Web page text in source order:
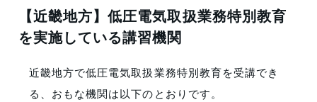
5 一般社団法人 三条労働基準協会
6 一般財団法人 北陸電気保安協会(北陸各県)
【近畿地方】低圧電気取扱業務特別教育
を実施している講習機関
近畿地方で低圧電気取扱業務特別教育を受講でき
る、おもな機関は以下のとおりです。